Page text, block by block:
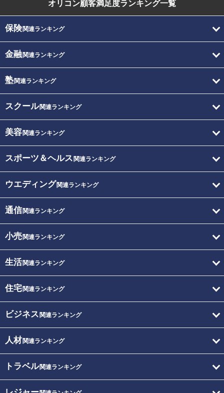
オリコン顧客満足度ランキング一覧
保険関連ランキング
金融関連ランキング
塾関連ランキング
スクール関連ランキング
美容関連ランキング
スポーツ＆ヘルス 関連ランキング
ウエディング関連ランキング
通信関連ランキング
小売関連ランキング
生活関連ランキング
住宅関連ランキング
ビジネス 関連ランキング
人材関連ランキング
トラベル関連ランキング